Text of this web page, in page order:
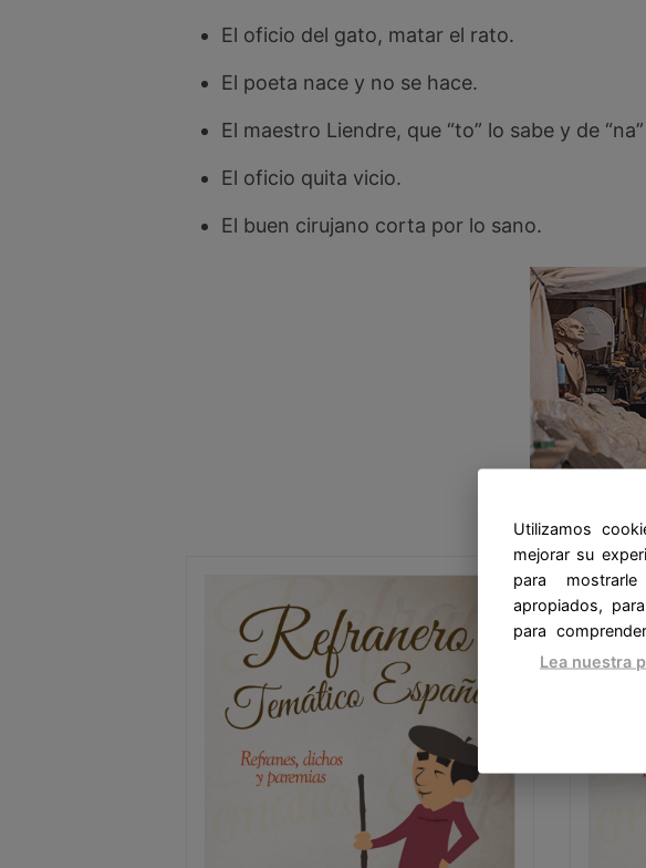
El oficio del gato, matar el rato.
El poeta nace y no se hace.
El maestro Liendre, que “to” lo sabe y de
El oficio quita vicio.
El buen cirujano corta por lo sano.
Utilizamos
mejorar su
para
apropiados,
para
Lea nuestra